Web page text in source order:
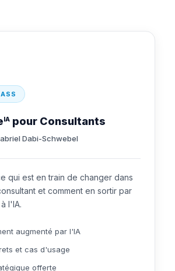
IA pour Consultants
Dabi-Schwebel
qui est en train de changer dans
et comment en sortir par
l'IA.
augmenté par l'IA
et cas d'usage
offerte